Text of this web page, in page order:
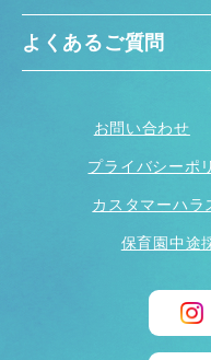
よくあるご質問
お問い合わせ
プライバシーポ
カスタマーハラ
保育園中途